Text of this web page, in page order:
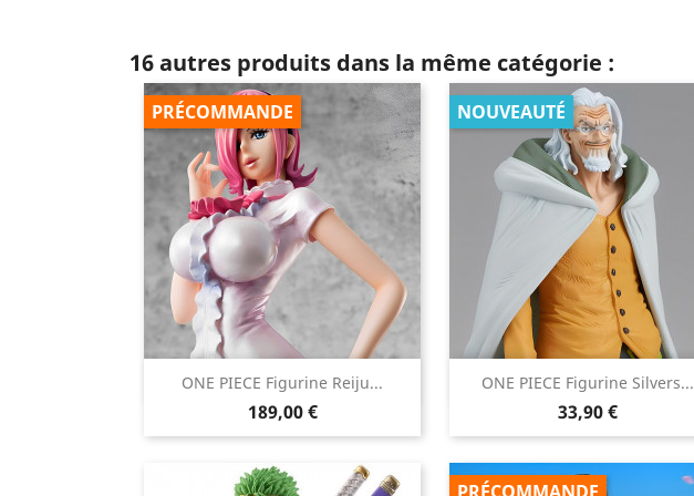
16 autres produits dans la même catégorie :
ONE PIECE Figurine Reiju...
Prix
189,00 €
PRÉCOMMANDE
Aperçu rapide ONE PIECE Figurine Silvers...
Prix
33,90 €
NOUVEAUTÉ
Aperçu rapide